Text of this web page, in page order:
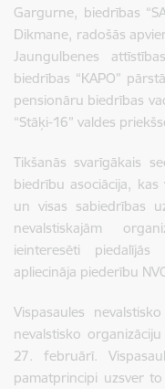
Gargurne, biedrības
Dikmane, radošās
Jaungulbenes
biedrības “KAPO”
pensionāru biedrības
“Stāķi-16” valdes
Tikšanās svarīgākais
biedrību asociācija,
un visas sabiedrības
nevalstiskajām
ieinteresēti
apliecināja piederību
Vispasaules
nevalstisko
27. februārī.
pamatprincipi uzsver